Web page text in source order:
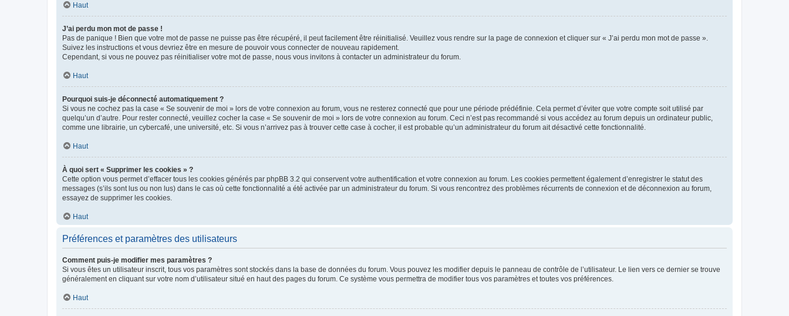
Haut
J’ai perdu mon mot de passe !
Pas de panique ! Bien que votre mot de passe ne puisse pas être récupéré, il peut facilement être réinitialisé. Veuillez vous rendre sur la page de connexion et cliquer sur « J’ai perdu mon mot de passe ».
Suivez les instructions et vous devriez être en mesure de pouvoir vous connecter de nouveau rapidement.
Cependant, si vous ne pouvez pas réinitialiser votre mot de passe, nous vous invitons à contacter un administrateur du forum.
Haut
Pourquoi suis-je déconnecté automatiquement ?
Si vous ne cochez pas la case « Se souvenir de moi » lors de votre connexion au forum, vous ne resterez connecté que pour une période prédéfinie. Cela permet d’éviter que votre compte soit utilisé par
quelqu’un d’autre. Pour rester connecté, veuillez cocher la case « Se souvenir de moi » lors de votre connexion au forum. Ceci n’est pas recommandé si vous accédez au forum depuis un ordinateur public,
comme une librairie, un cybercafé, une université, etc. Si vous n’arrivez pas à trouver cette case à cocher, il est probable qu’un administrateur du forum ait désactivé cette fonctionnalité.
Haut
À quoi sert « Supprimer les cookies » ?
Cette option vous permet d’effacer tous les cookies générés par phpBB 3.2 qui conservent votre authentification et votre connexion au forum. Les cookies permettent également d’enregistrer le statut des
messages (s’ils sont lus ou non lus) dans le cas où cette fonctionnalité a été activée par un administrateur du forum. Si vous rencontrez des problèmes récurrents de connexion et de déconnexion au forum,
essayez de supprimer les cookies.
Haut
Préférences et paramètres des utilisateurs
Comment puis-je modifier mes paramètres ?
Si vous êtes un utilisateur inscrit, tous vos paramètres sont stockés dans la base de données du forum. Vous pouvez les modifier depuis le panneau de contrôle de l’utilisateur. Le lien vers ce dernier se trouve
généralement en cliquant sur votre nom d’utilisateur situé en haut des pages du forum. Ce système vous permettra de modifier tous vos paramètres et toutes vos préférences.
Haut